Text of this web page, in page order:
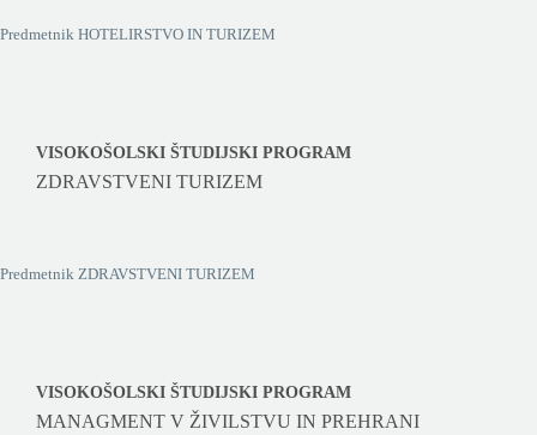
Predmetnik HOTELIRSTVO IN TURIZEM
VISOKOŠOLSKI ŠTUDIJSKI PROGRAM
ZDRAVSTVENI TURIZEM
Predmetnik ZDRAVSTVENI TURIZEM
VISOKOŠOLSKI ŠTUDIJSKI PROGRAM
MANAGMENT V ŽIVILSTVU IN PREHRANI